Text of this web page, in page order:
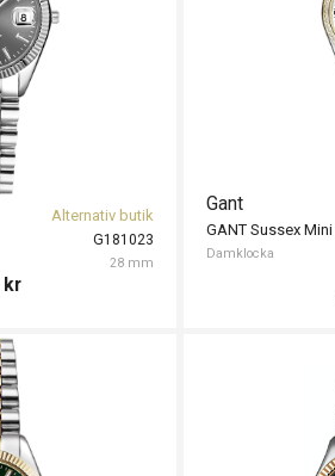
G181023
28 mm
Alternativ butik
kr
Gant
Damklocka
GANT Sussex